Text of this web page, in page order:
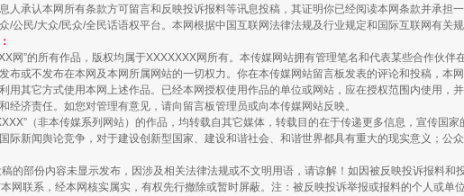
人承认本网所有条款方可留言和反映投诉报料等讯息投稿，其证明你已经阅读本网条款并承担
/公民/大众/民众/全民话语权平台。本网根据中国互联网法律法规及行业规定和国际互联网有关规
网”的所有作品，版权均属于XXXXXXX网所有。本传媒网站拥有管理笔名和代表某些合作伙伴
布或不发布在本网及本网所属网站的一切权力。你在本传媒网站留言板发表的评论和投稿，本
用其它方式使用本网上述作品。已经本网授权使用作品的单位或网站，应在授权范围内使用，
经济责任。如您对管理有意见，请向留言板管理员或向本传媒网站反映。
（非本传媒系列网站）的作品，均转载自其它媒体，转载目的在于传递更多信息，宣传国
际新闻舆论竞争，对于建设创新型国家、建设和谐社会、和谐世界都具有重大的现实意义；公
的部份内容未显示发布，因涉及相关法律法规或不文明用语，请谅解！如因被反映投诉报料和
网联系，经本网核实属实，有权先行撤除或暂时屏蔽。注：被反映投诉举报或报料的个人或单